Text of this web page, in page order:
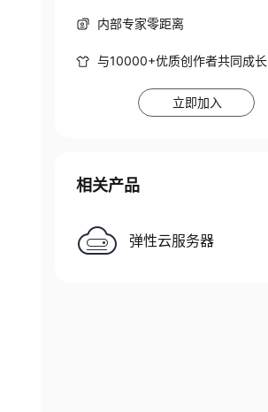
内部专家零距离
与10000+优质创作者共同成长
立即加入
相关产品
弹性云服务器